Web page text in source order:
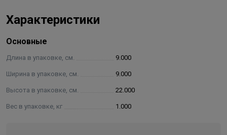
поверхности;
Контур теплого пола: нет.
Характеристики
Основные
Длина в упаковке, см. 9.000
Ширина в упаковке, см. 9.000
Высота в упаковке, см. 22.000
Вес в упаковке, кг 1.000